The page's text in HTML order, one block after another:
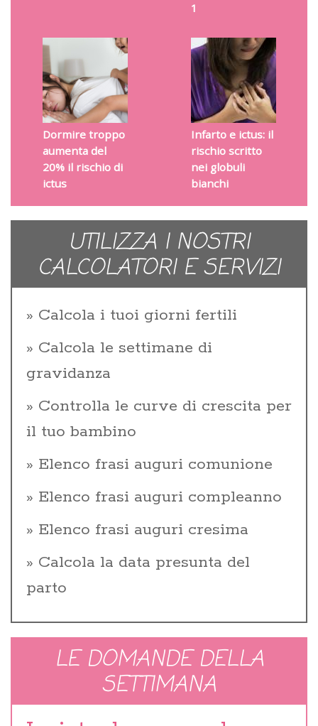
1
Dormire troppo
aumenta del
20% il rischio di
ictus
Infarto e ictus: il
rischio scritto
nei globuli
bianchi
UTILIZZA I NOSTRI
CALCOLATORI E SERVIZI
Calcola i tuoi giorni fertili
Calcola le settimane di
gravidanza
Controlla le curve di crescita per
il tuo bambino
Elenco frasi auguri comunione
Elenco frasi auguri compleanno
Elenco frasi auguri cresima
Calcola la data presunta del
parto
LE DOMANDE DELLA
SETTIMANA